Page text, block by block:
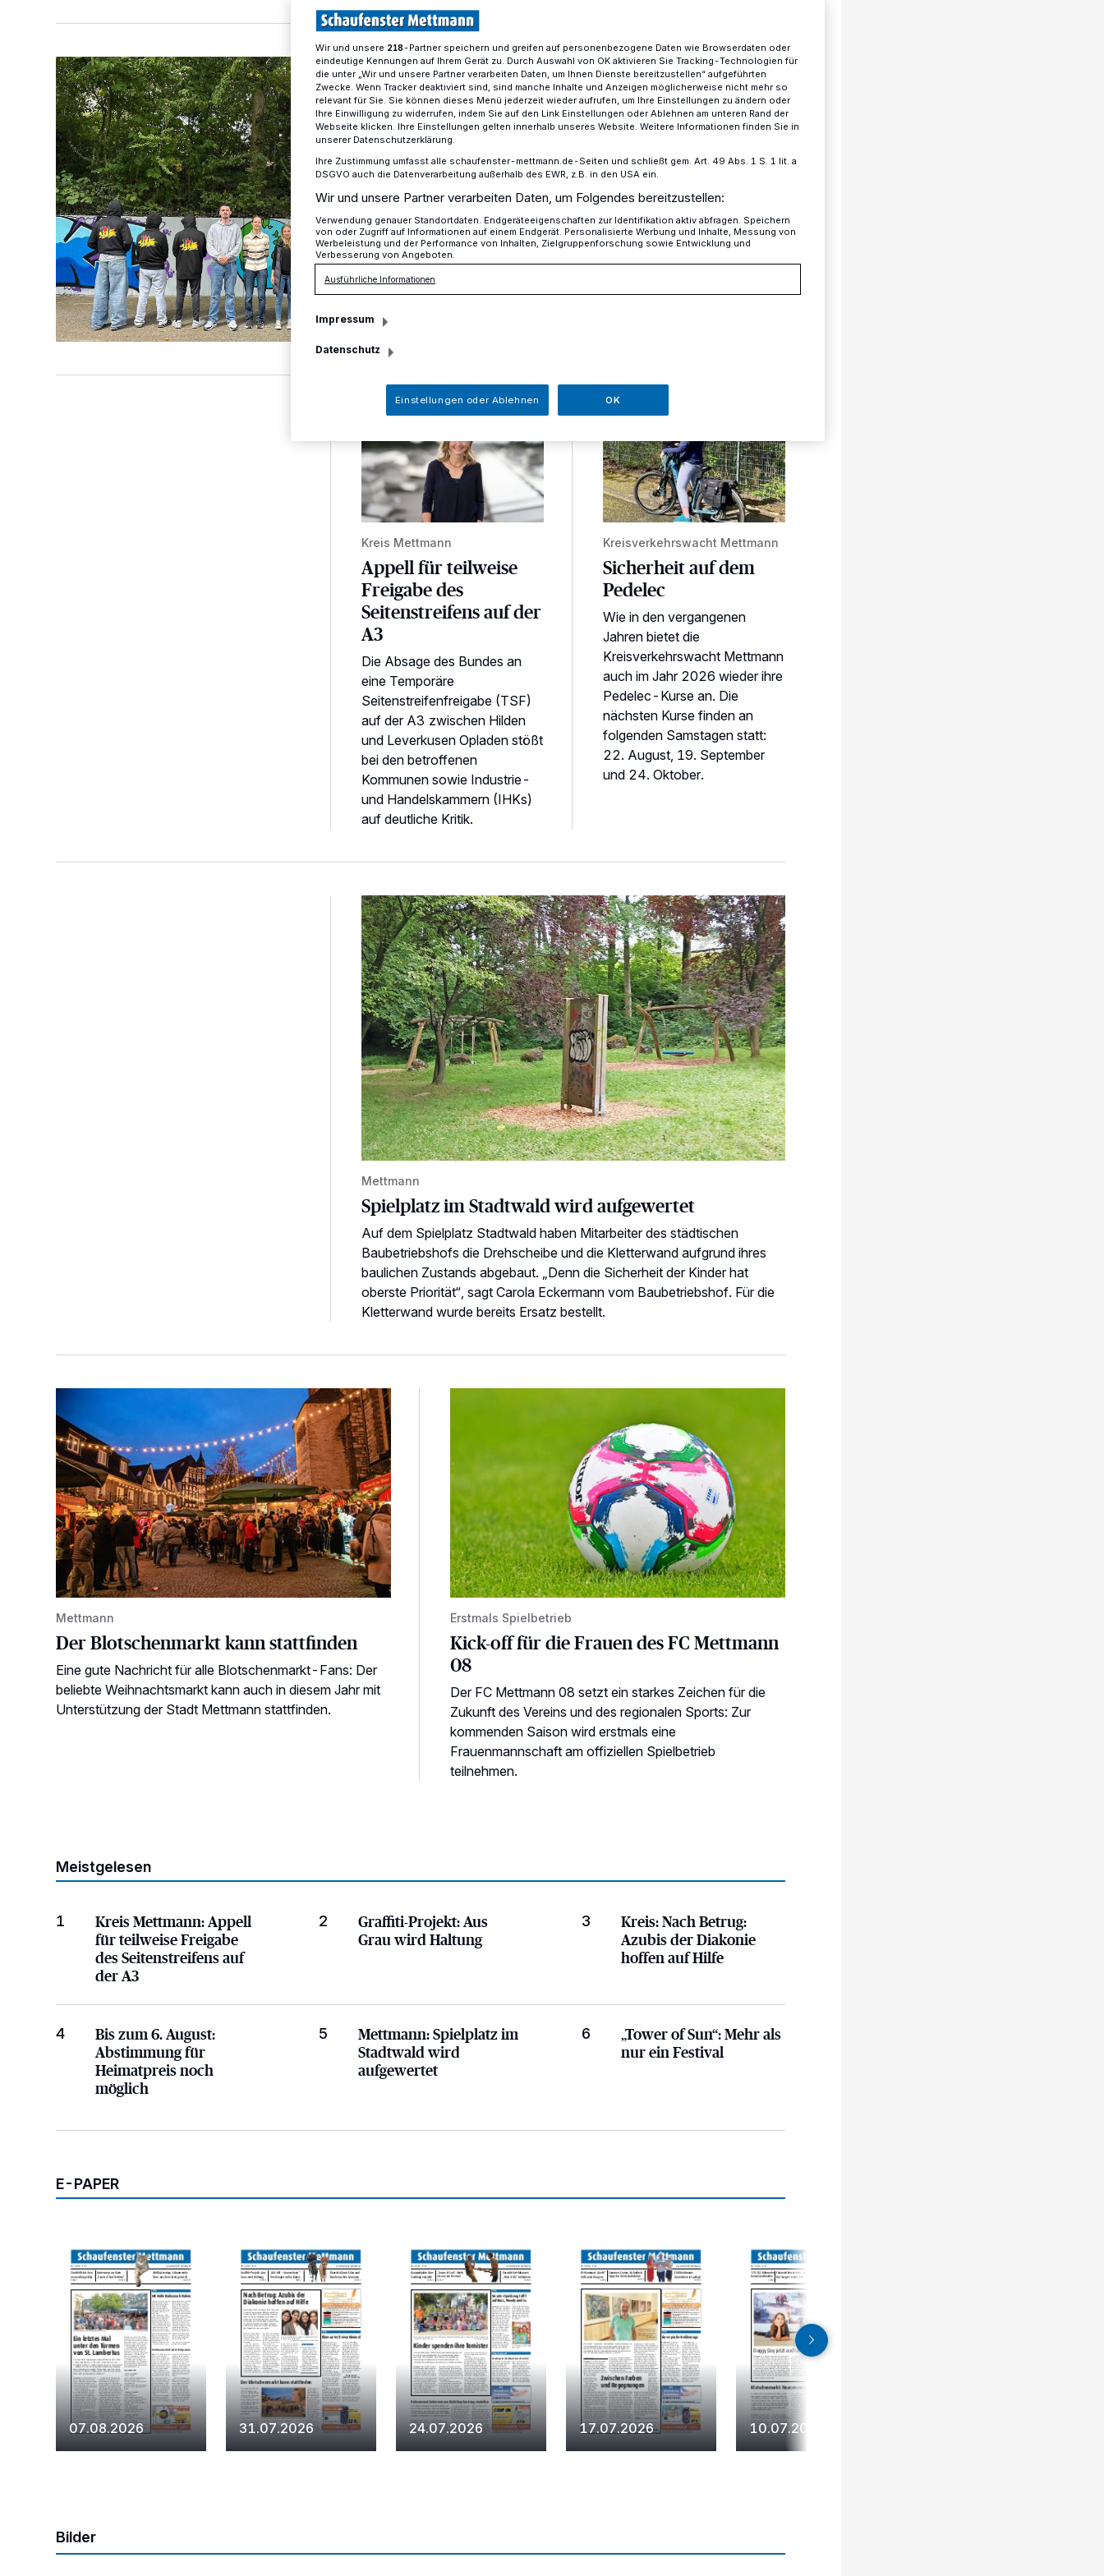
Aus Grau wird Haltung Graffiti-Projekt
Aus Grau wird Haltung
Wo früher grauer Putz dominierte, ziehen
Begriffe die Blicke auf sich: Respekt,
Vielfalt und Freiheit. Das Kunstwerk auf
der einst tristen Betonwand am
Lehrerparkplatz der Städtischen
Gesamtschule Haan entstand im
Rahmen des Graffiti-Projekts des
Appell für teilweise Freigabe des Seitenstreifens auf der A3
Kreis Mettmann
Appell für teilweise
Freigabe des
Seitenstreifens auf der
A3
Die Absage des Bundes an
eine Temporäre
Seitenstreifenfreigabe (TSF)
auf der A3 zwischen Hilden
und Leverkusen Opladen stößt
bei den betroffenen
Kommunen sowie Industrie-
und Handelskammern (IHKs)
auf deutliche Kritik.
Sicherheit auf dem Pedelec
Kreisverkehrswacht Mettmann
Sicherheit auf dem
Pedelec
Wie in den vergangenen
Jahren bietet die
Kreisverkehrswacht Mettmann
auch im Jahr 2026 wieder ihre
Pedelec-Kurse an. Die
nächsten Kurse finden an
folgenden Samstagen statt:
22. August, 19. September
und 24. Oktober.
Spielplatz im Stadtwald wird aufgewertet
Mettmann
Spielplatz im Stadtwald wird aufgewertet
Auf dem Spielplatz Stadtwald haben Mitarbeiter des städtischen
Baubetriebshofs die Drehscheibe und die Kletterwand aufgrund ihres
baulichen Zustands abgebaut. „Denn die Sicherheit der Kinder hat
oberste Priorität“, sagt Carola Eckermann vom Baubetriebshof. Für die
Kletterwand wurde bereits Ersatz bestellt.
Mettmann
Der Blotschenmarkt kann stattfinden
Eine gute Nachricht für alle Blotschenmarkt-Fans: Der
beliebte Weihnachtsmarkt kann auch in diesem Jahr mit
Unterstützung der Stadt Mettmann stattfinden.
Erstmals Spielbetrieb
Kick-off für die Frauen des FC Mettmann
08
Der FC Mettmann 08 setzt ein starkes Zeichen für die
Zukunft des Vereins und des regionalen Sports: Zur
kommenden Saison wird erstmals eine
Frauenmannschaft am offiziellen Spielbetrieb
teilnehmen.
Meistgelesen
1
Appell für teilweise Freigabe des Seitenstreifens auf der A3
Kreis Mettmann:Appell
für teilweise Freigabe
des Seitenstreifens auf
der A3
2
Aus Grau wird Haltung
Graffiti-Projekt:Aus
Grau wird Haltung
3
Nach Betrug: Azubis der Diakonie hoffen auf Hilfe
Kreis:Nach Betrug:
Azubis der Diakonie
hoffen auf Hilfe
4
Abstimmung für Heimatpreis noch möglich
Bis zum 6. August:
Abstimmung für
Heimatpreis noch
möglich
5
Spielplatz im Stadtwald wird aufgewertet
Mettmann:Spielplatz im
Stadtwald wird
aufgewertet
6
Mehr als nur ein Festival
„Tower of Sun“:Mehr als
nur ein Festival
E-PAPER
07.08.2026 31.07.2026 24.07.2026 17.07.2026 10.07.2026
Bilder
Wir und unsere 218-Partner speichern und greifen auf personenbezogene Daten wie Browserdaten oder
eindeutige Kennungen auf Ihrem Gerät zu. Durch Auswahl von OK aktivieren Sie Tracking-Technologien für
die unter „Wir und unsere Partner verarbeiten Daten, um Ihnen Dienste bereitzustellen“ aufgeführten
Zwecke. Wenn Tracker deaktiviert sind, sind manche Inhalte und Anzeigen möglicherweise nicht mehr so
relevant für Sie. Sie können dieses Menü jederzeit wieder aufrufen, um Ihre Einstellungen zu ändern oder
Ihre Einwilligung zu widerrufen, indem Sie auf den Link Einstellungen oder Ablehnen am unteren Rand der
Webseite klicken. Ihre Einstellungen gelten innerhalb unseres Website. Weitere Informationen finden Sie in
unserer Datenschutzerklärung.
Ihre Zustimmung umfasst alle schaufenster-mettmann.de-Seiten und schließt gem. Art. 49 Abs. 1 S. 1 lit. a
DSGVO auch die Datenverarbeitung außerhalb des EWR, z.B. in den USA ein.
Wir und unsere Partner verarbeiten Daten, um Folgendes bereitzustellen:
Verwendung genauer Standortdaten. Endgeräteeigenschaften zur Identifikation aktiv abfragen. Speichern
von oder Zugriff auf Informationen auf einem Endgerät. Personalisierte Werbung und Inhalte, Messung von
Werbeleistung und der Performance von Inhalten, Zielgruppenforschung sowie Entwicklung und
Verbesserung von Angeboten.
Ausführliche Informationen
Impressum
Datenschutz
Einstellungen oder Ablehnen OK